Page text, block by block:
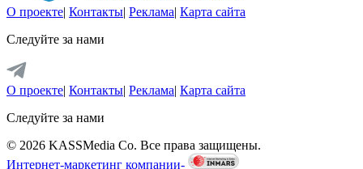
О проекте| Контакты| Реклама| Карта сайта
Следуйте за нами
О проекте| Контакты| Реклама| Карта сайта
Следуйте за нами
© 2026 KASSMedia Co. Все права защищены.
Интернет-маркетинг компании-